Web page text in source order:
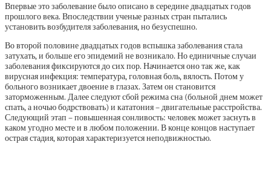
Впервые это заболевание было описано в середине двадцатых годов
прошлого века. Впоследствии ученые разных стран пытались
установить возбудителя заболевания, но безуспешно.
Во второй половине двадцатых годов вспышка заболевания стала
затухать, и больше его эпидемий не возникало. Но единичные случаи
заболевания фиксируются до сих пор. Начинается оно так же, как
вирусная инфекция: температура, головная боль, вялость. Потом у
больного возникает двоение в глазах. Затем он становится
заторможенным. Далее следуют сбой режима сна (больной днем может
спать, а ночью бодрствовать) и кататония – двигательные расстройства.
Следующий этап – повышенная сонливость: человек может заснуть в
каком угодно месте и в любом положении. В конце концов наступает
острая стадия, которая характеризуется неподвижностью.